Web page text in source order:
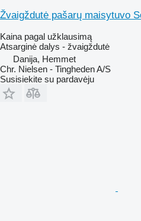
Žvaigždutė pašarų maisytuvo
Kaina pagal užklausimą
Atsarginė dalys - žvaigždutė
Danija, Hemmet
Chr. Nielsen - Tingheden A/S
Susisiekite su pardavėju